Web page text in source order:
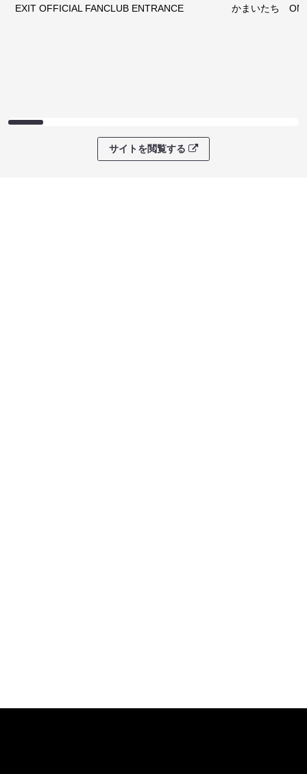
EXIT OFFICIAL FANCLUB ENTRANCE かまいたち
サイトを閲覧する